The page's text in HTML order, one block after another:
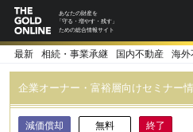
あなたの財産を
「守る・増やす・残す」
ための総合情報サイト
最新 相続・事業承継 国内不動産 海外
企業オーナー・富裕層向けセミナー
減価償却 無料 終了